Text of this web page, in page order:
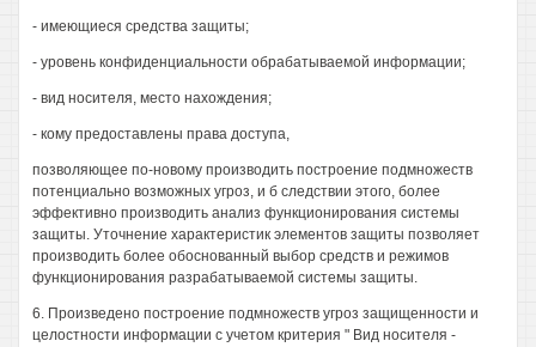
- имеющиеся средства защиты;
- уровень конфиденциальности обрабатываемой информации;
- вид носителя, место нахождения;
- кому предоставлены права доступа,
позволяющее по-новому производить построение подмножеств
потенциально возможных угроз, и б следствии этого, более
эффективно производить анализ функционирования системы
защиты. Уточнение характеристик элементов защиты позволяет
производить более обоснованный выбор средств и режимов
функционирования разрабатываемой системы защиты.
6. Произведено построение подмножеств угроз защищенности и
целостности информации с учетом критерия " Вид носителя -